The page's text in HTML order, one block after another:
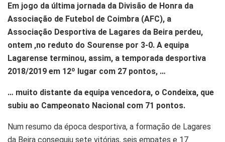
Em jogo da última jornada da Divisão de Honra da
Associação de Futebol de Coimbra (AFC), a
Associação Desportiva de Lagares da Beira perdeu,
ontem ,no reduto do Sourense por 3-0. A equipa
Lagarense terminou, assim, a temporada desportiva
2018/2019 em 12º lugar com 27 pontos, …
… muito distante da equipa vencedora, o Condeixa, que
subiu ao Campeonato Nacional com 71 pontos.
Num resumo da época desportiva, a formação de Lagares
da Beira conseguiu sete vitórias, seis empates e 17